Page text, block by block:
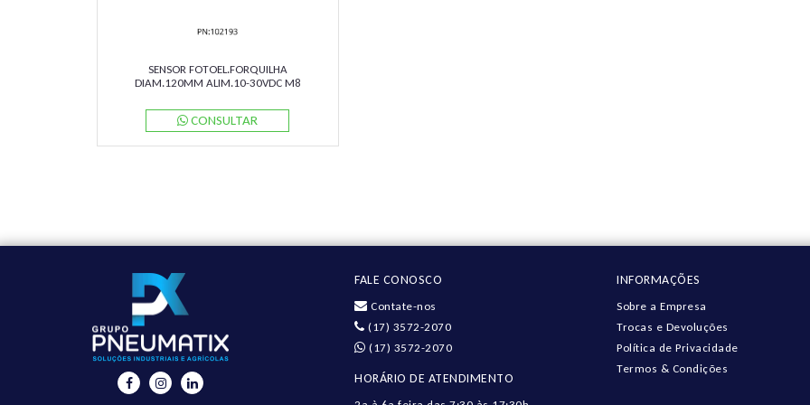
SENSOR FOTOEL.FORQUILHA
DIAM.120MM ALIM.10-30VDC M8
PEPPERL
CONSULTAR
FALE CONOSCO
Contate-nos
(17) 3572-2070
(17) 3572-2070
HORÁRIO DE ATENDIMENTO
INFORMAÇÕES
Sobre a Empresa
Trocas e Devoluções
Política de Privacidade
Termos & Condições